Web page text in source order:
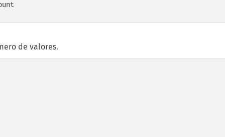
de valores.